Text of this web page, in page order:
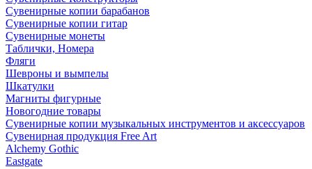
Сувенирные копии барабанов
Сувенирные копии гитар
Сувенирные монеты
Таблички, Номера
Фляги
Шевроны и вымпелы
Шкатулки
Магниты фигурные
Новогодние товары
Сувенирные копии музыкальных инструментов и аксессуаров
Сувенирная продукция Free Art
Alchemy Gothic
Eastgate